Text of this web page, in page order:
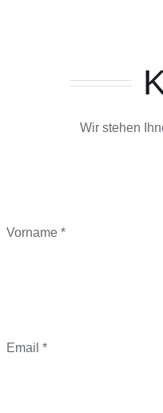
Wir stehen
Vorname *
Email *